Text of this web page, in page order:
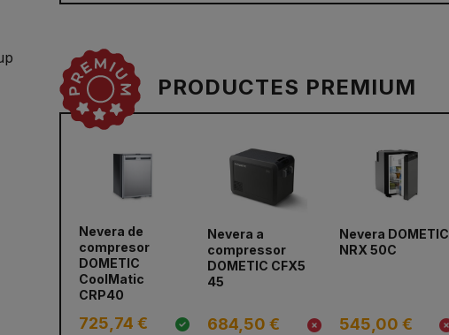
PRODUCTES PREMIUM
Nevera de
compresor
DOMETIC
CoolMatic
CRP40
725,74 €
Nevera a
compressor
DOMETIC CFX5
45
684,50 €
Nevera DOMETIC
NRX 50C
545,00 €